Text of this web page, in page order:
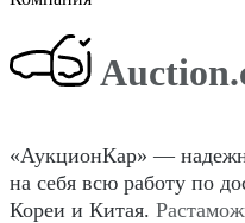
«АукционКар» —
на себя всю работу по
Кореи и Китая.